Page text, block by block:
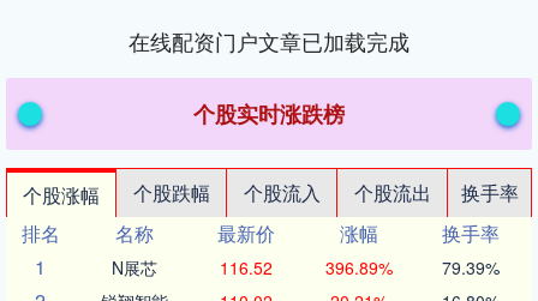
在线配资门户文章已加载完成
个股实时涨跌榜
个股涨幅 个股跌幅 个股流入 个股流出
换手率
排名
名称 最新价 涨幅
换手率
1
N展芯 116.52 396.89% 79.39%